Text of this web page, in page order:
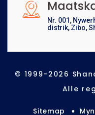
Nr. 001,
distrik, Zibo,
© 1999-2026
Alle
Sitemap